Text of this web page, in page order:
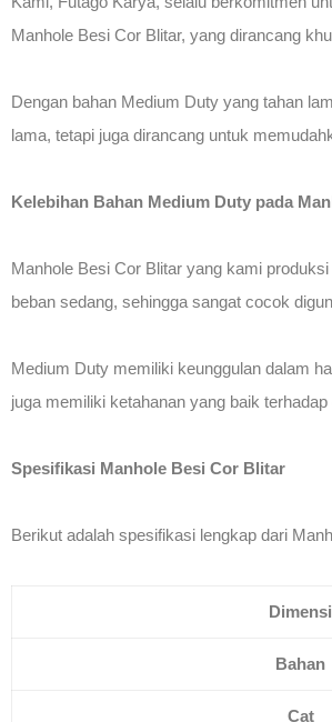
Manhole Besi Cor Blitar, yang dirancang
Dengan bahan Medium Duty yang tahan
lama, tetapi juga dirancang untuk
Kelebihan Bahan Medium Duty pada
Manhole Besi Cor Blitar yang kami
beban sedang, sehingga sangat cocok
Medium Duty memiliki keunggulan dalam
juga memiliki ketahanan yang baik
Spesifikasi Manhole Besi Cor Blitar
Berikut adalah spesifikasi lengkap dari
Dimensi
Bahan
Cat